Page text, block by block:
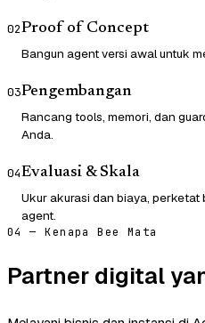
02Proof of Concept
Bangun agent versi awal untuk
03Pengembangan
Rancang tools, memori, dan
Anda.
04Evaluasi & Skala
Ukur akurasi dan biaya,
agent.
04 — Kenapa Bee Mata
Partner digital